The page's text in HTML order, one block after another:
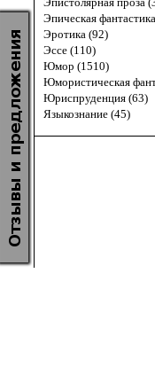
Эпическая
Эротика (92)
Эссе (110)
Юмор (1510)
Юмористическая
Юриспруденция (63)
Языкознание (45)